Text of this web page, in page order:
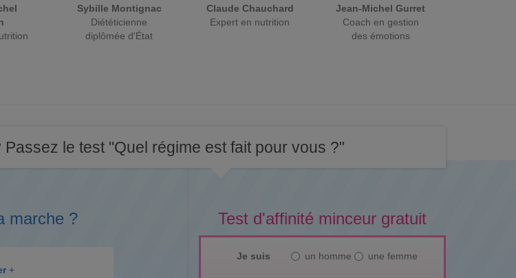
Sybille Montignac
Diététicienne
diplômée d'État
Claude Chauchard
Expert en nutrition
Jean-Michel Gurret
Coach en gestion
des émotions
le test "Quel régime est fait pour vous ?"
Test d'affinité minceur gratuit
Je suis un homme une femme
marche ?
+